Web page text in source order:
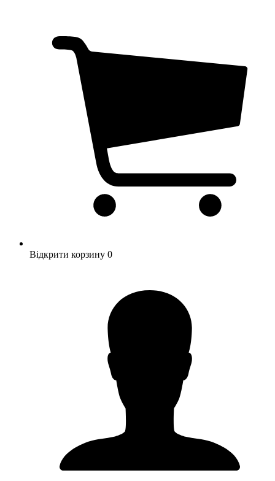
Відкрити корзину 0